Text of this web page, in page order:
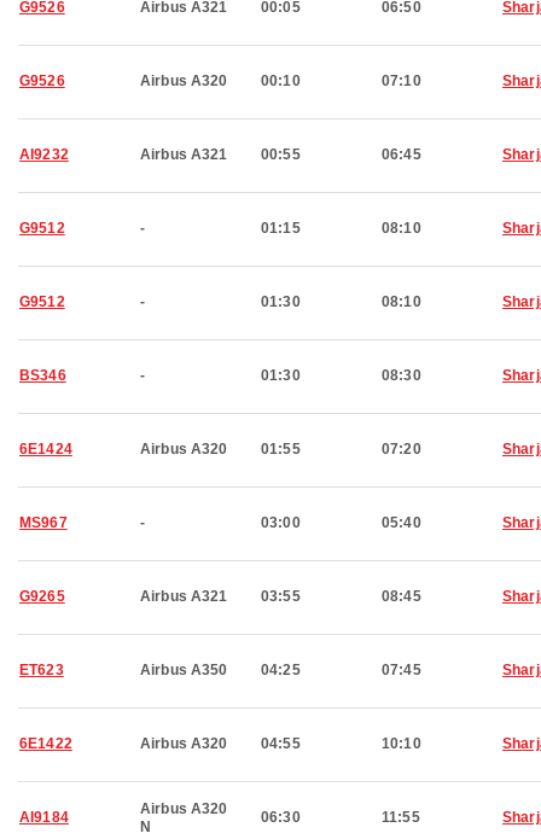
G9526 Airbus A321 00:05 06:50
G9526 Airbus A320 00:10 07:10
AI9232 Airbus A321 00:55 06:45
G9512 - 01:15 08:10
G9512 - 01:30 08:10
BS346 - 01:30 08:30
6E1424 Airbus A320 01:55 07:20
MS967 - 03:00 05:40
G9265 Airbus A321 03:55 08:45
ET623 Airbus A350 04:25 07:45
6E1422 Airbus A320 04:55 10:10
AI9184
Airbus A320
N
06:30 11:55